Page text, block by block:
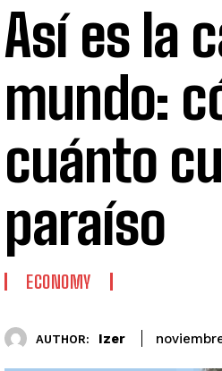
Así es la
mundo:
cuánto
paraíso
ECONOMY
AUTHOR: Izer